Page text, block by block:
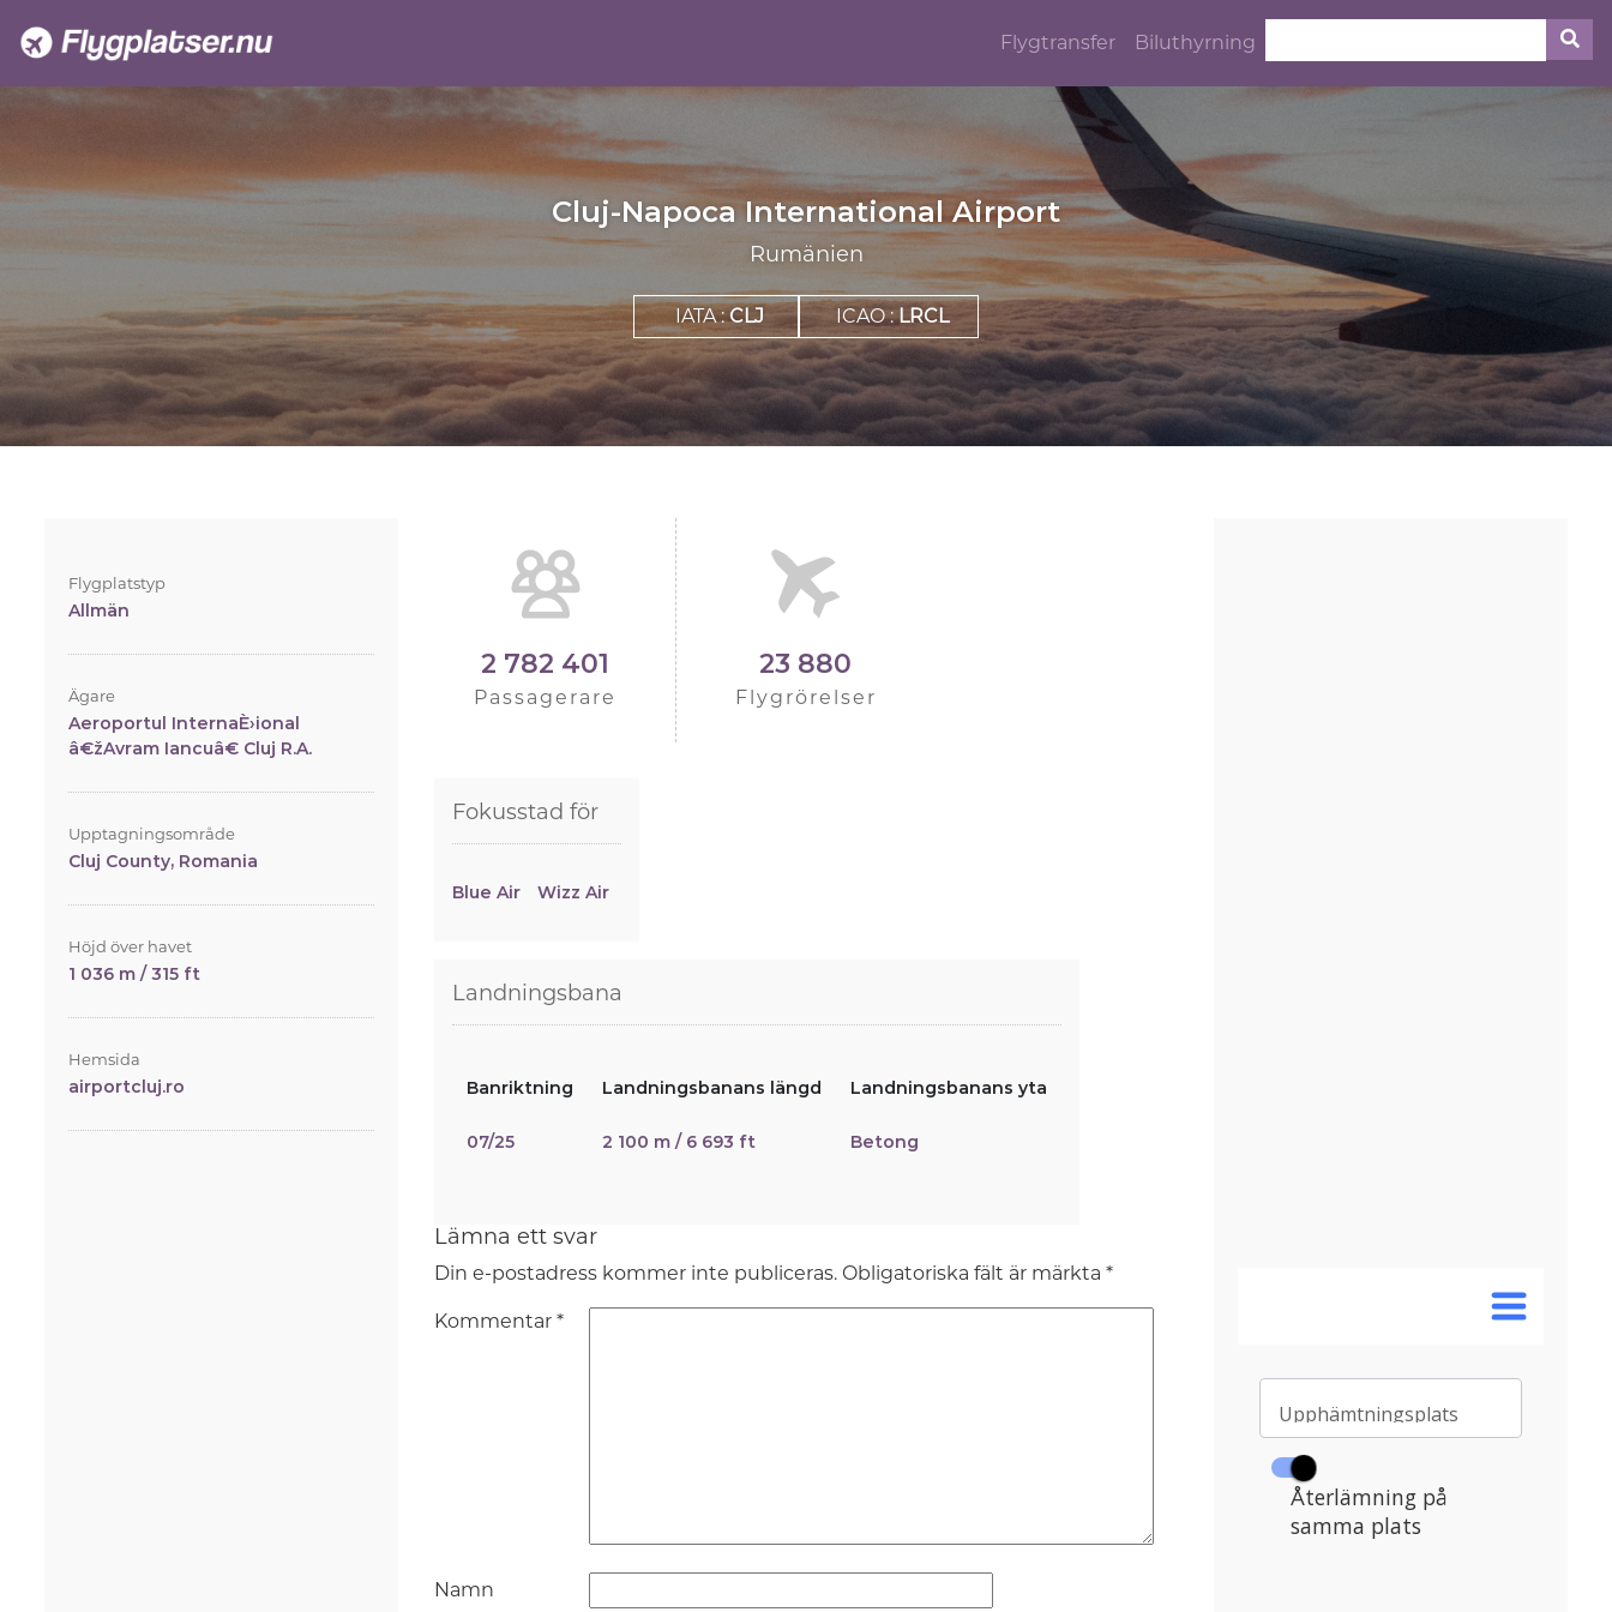
Flygtransfer Biluthyrning
Cluj-Napoca International Airport
Rumänien
IATA :CLJ ICAO :LRCL
Flygplatstyp
Allmän
Ägare
Aeroportul InternaÈ›ional
â€žAvram Iancuâ€ Cluj R.A.
Upptagningsområde
Cluj County, Romania
Höjd över havet
1 036 m / 315 ft
Hemsida
airportcluj.ro
2 782 401
Passagerare
23 880
Flygrörelser
Fokusstad för
Blue Air Wizz Air
Landningsbana
Banriktning Landningsbanans längd Landningsbanans yta
07/25 2 100 m / 6 693 ft Betong
Lämna ett svar
Din e-postadress kommer inte publiceras. Obligatoriska fält är märkta *
Kommentar *
Namn